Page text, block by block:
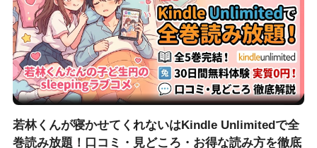
若林くんが寝かせてくれないはKindle Unlimitedで全
巻読み放題！口コミ・見どころ・お得な読み方を徹底